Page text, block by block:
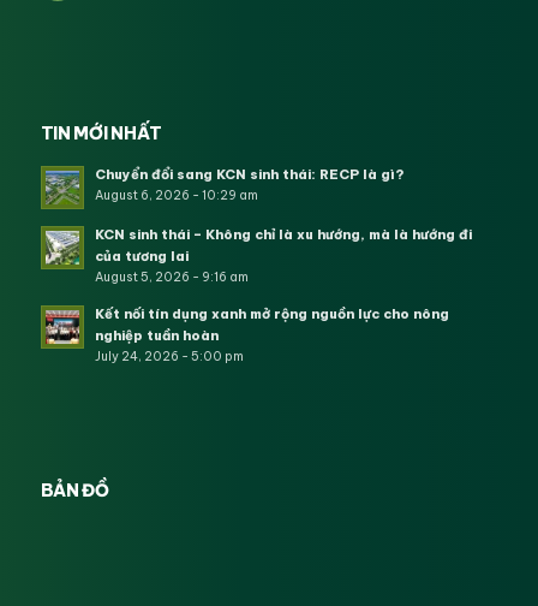
TIN MỚI NHẤT
Chuyển đổi sang KCN sinh thái: RECP là gì?
August 6, 2026 - 10:29 am
KCN sinh thái – Không chỉ là xu hướng, mà là hướng đi
của tương lai
August 5, 2026 - 9:16 am
Kết nối tín dụng xanh mở rộng nguồn lực cho nông
nghiệp tuần hoàn
July 24, 2026 - 5:00 pm
BẢN ĐỒ